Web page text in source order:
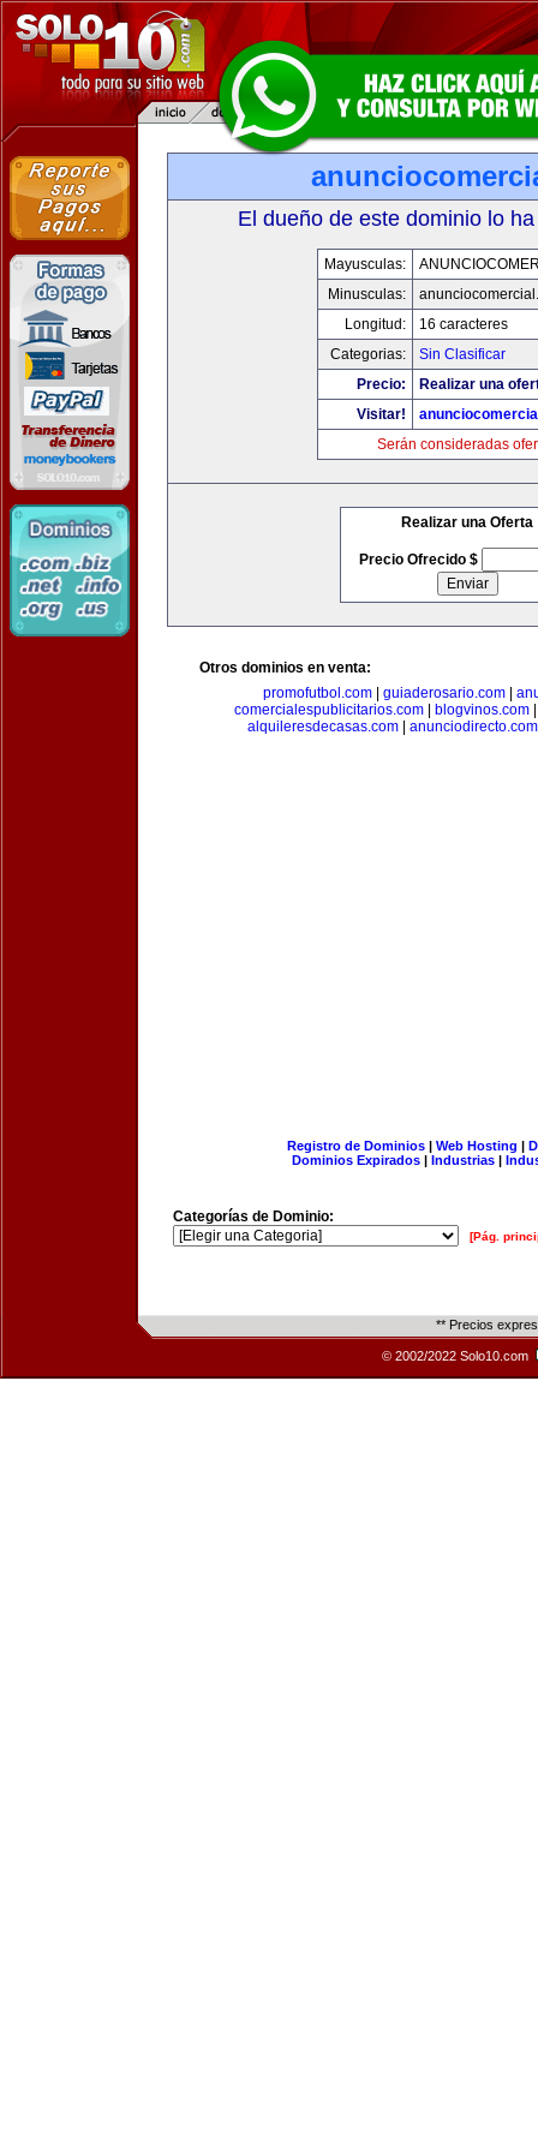
El dueño de este dominio lo
Mayusculas:
Minusculas:
Longitud:
16 caracteres
Categorias:
Sin Clasificar
Precio:
Realizar una
Visitar!
Serán consideradas
Realizar una Oferta
Precio Ofrecido $
Otros dominios en venta:
promofutbol.com
guiaderosario.com
comercialespublicitarios.com| blogvinos.com
alquileresdecasas.com| anunciodirecto.com
Registro de Dominios| Web Hosting |
Dominios Expirados | Industrias |
Categorías de Dominio:
[Pág.
** Precios
© 2002/2022 Solo10.com